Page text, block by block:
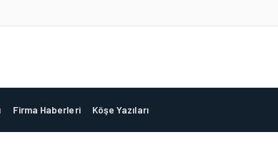
Firma Haberleri Köşe Yazıları